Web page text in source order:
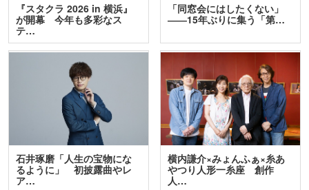
『スタクラ 2026 in 横浜』
が開幕 今年も多彩なス
テ…
「同窓会にはしたくない」
――15年ぶりに集う「第…
石井琢磨「人生の宝物にな
るように」 初披露曲やレ
ア…
横内謙介×みょんふぁ×糸あ
やつり人形一糸座 創作
人…